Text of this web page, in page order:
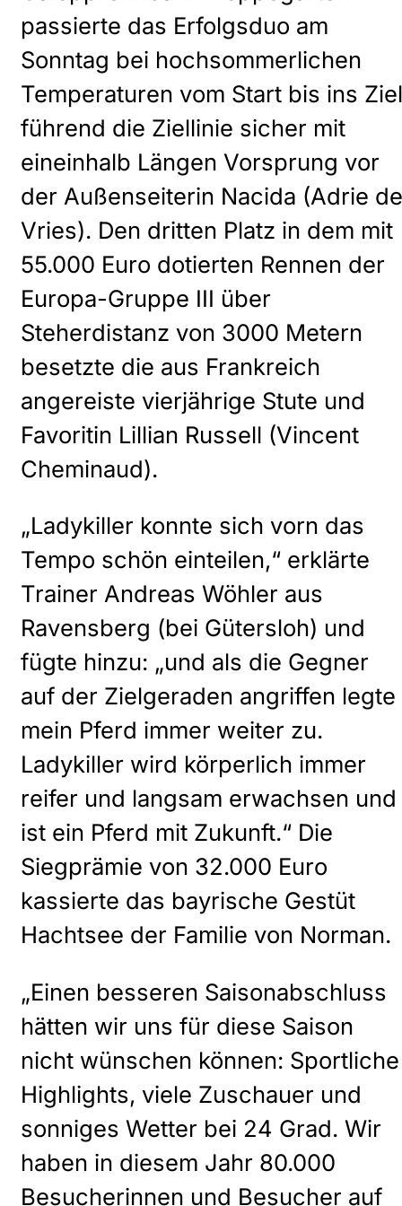
passierte das Erfolgsduo am
Sonntag bei hochsommerlichen
Temperaturen vom Start bis ins Ziel
führend die Ziellinie sicher mit
eineinhalb Längen Vorsprung vor
der Außenseiterin Nacida (Adrie de
Vries). Den dritten Platz in dem mit
55.000 Euro dotierten Rennen der
Europa-Gruppe III über
Steherdistanz von 3000 Metern
besetzte die aus Frankreich
angereiste vierjährige Stute und
Favoritin Lillian Russell (Vincent
Cheminaud).
„Ladykiller konnte sich vorn das
Tempo schön einteilen,“ erklärte
Trainer Andreas Wöhler aus
Ravensberg (bei Gütersloh) und
fügte hinzu: „und als die Gegner
auf der Zielgeraden angriffen legte
mein Pferd immer weiter zu.
Ladykiller wird körperlich immer
reifer und langsam erwachsen und
ist ein Pferd mit Zukunft.“ Die
Siegprämie von 32.000 Euro
kassierte das bayrische Gestüt
Hachtsee der Familie von Norman.
„Einen besseren Saisonabschluss
hätten wir uns für diese Saison
nicht wünschen können: Sportliche
Highlights, viele Zuschauer und
sonniges Wetter bei 24 Grad. Wir
haben in diesem Jahr 80.000
Besucherinnen und Besucher auf